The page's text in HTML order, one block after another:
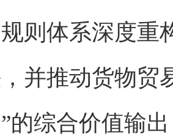
则体系深度重
并推动货物贸
的综合价值输